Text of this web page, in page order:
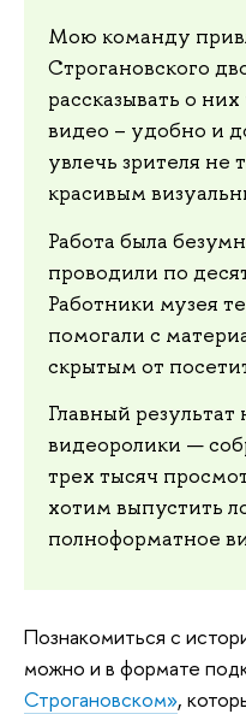
Мою команду
Строгановского
рассказывать о
видео – удобно и
увлечь зрителя не
красивым
Работа была
проводили по
Работники музея
помогали с
скрытым от
Главный
видеоролики —
трех тысяч
хотим выпустить
полноформатное
Познакомиться с
можно и в формате
Строгановском»,